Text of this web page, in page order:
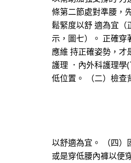
條第二節處對準腰，
鬆緊度以舒 適為宜（
示，圖七）。 正確穿
應維 持正確姿勢，才
護理 ．內外科護理學
低位置。 （二）檢查
以舒適為宜。 （四）
或是穿低腰內褲以便